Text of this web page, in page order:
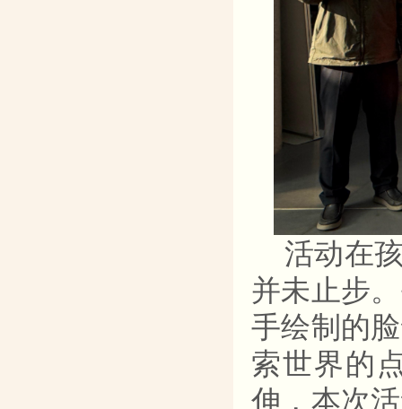
活动在
并未止步
手绘制的
索世界的
伸，本次